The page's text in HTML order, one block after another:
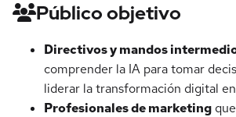
Público objetivo
Directivos y mandos
comprender la IA para tomar
liderar la transformación digital
Profesionales de marketing